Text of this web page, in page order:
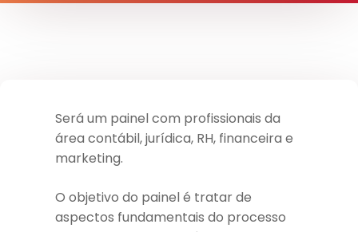
Será um painel com profissionais da
área contábil, jurídica, RH, financeira e
marketing.
O objetivo do painel é tratar de
aspectos fundamentais do processo